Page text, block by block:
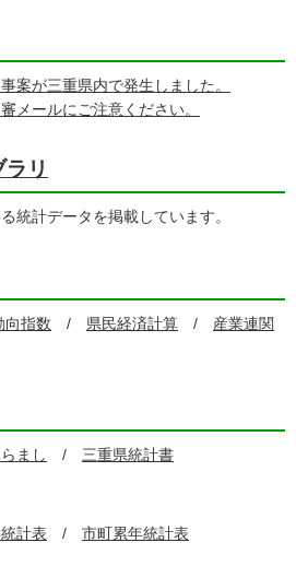
案が三重県内で発生しました。
メールにご注意ください。
リ
統計データを掲載しています。
向指数 / 県民経済計算 / 産業連関
まし / 三重県統計書
計表 / 市町累年統計表